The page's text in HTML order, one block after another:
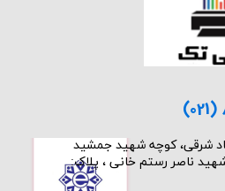
(021)
شرقی، کوچه شهید جمشید
ناصر رستم خانی ، پلاک: